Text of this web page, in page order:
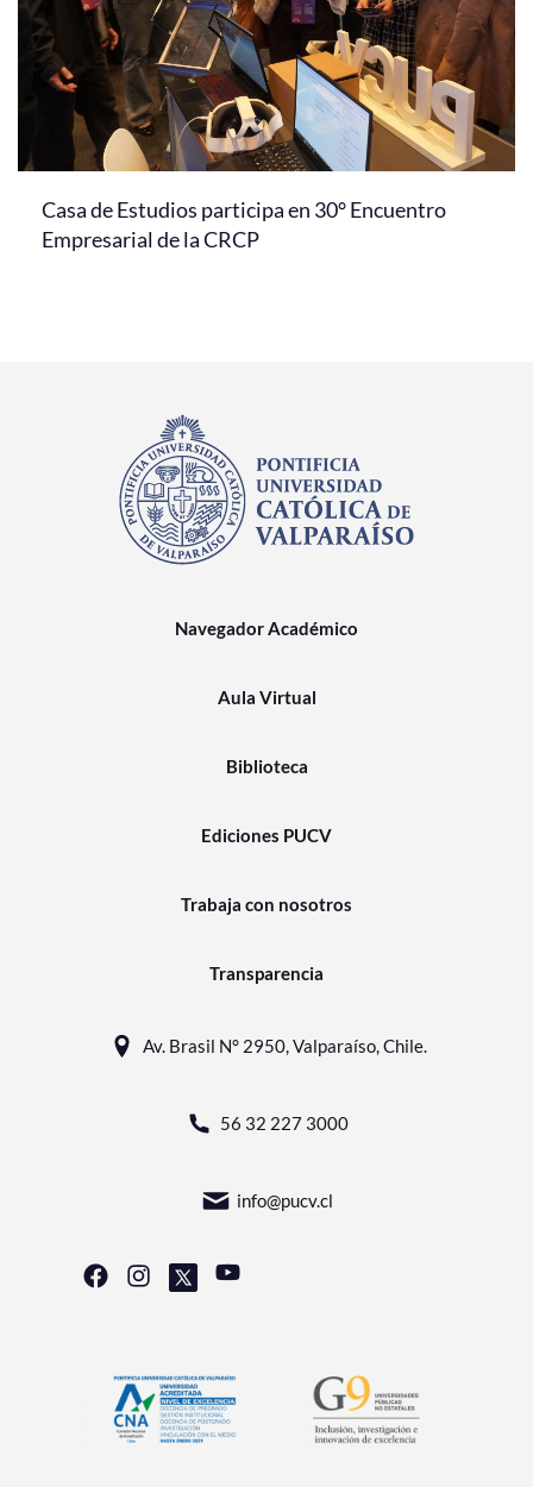
Casa de Estudios participa en 30° Encuentro
Empresarial de la CRCP
Navegador Académico
Aula Virtual
Biblioteca
Ediciones PUCV
Trabaja con nosotros
Transparencia
Av. Brasil N° 2950, Valparaíso, Chile.
56 32 227 3000
info@pucv.cl